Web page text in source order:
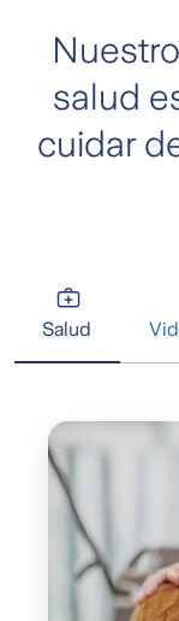
salud
cuidar
Salud